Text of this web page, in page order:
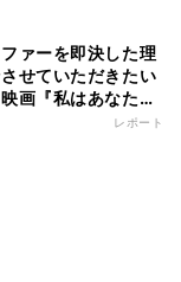
ァーを即決した理
せていただきたい
画『私はあなたを
舞台挨拶
レポート